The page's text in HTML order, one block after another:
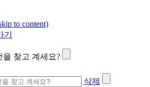
to content)
을 찾고 계세요?
삭제